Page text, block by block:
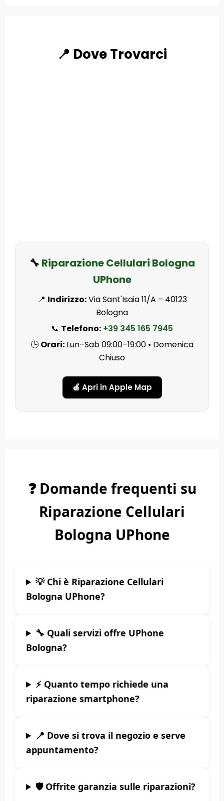
📍 Dove Trovarci
🔧 Riparazione Cellulari Bologna
UPhone
📍 Indirizzo:Via Sant'Isaia 11/A – 40123
Bologna
📞 Telefono: +39 345 165 7945
🕒 Orari: Lun–Sab 09:00–19:00 • Domenica
Chiuso
🍏 Apri in Apple Map
❓ Domande frequenti su
Riparazione Cellulari
Bologna UPhone
💡 Chi è Riparazione Cellulari
Bologna UPhone?
🔧 Quali servizi offre UPhone
Bologna?
⚡ Quanto tempo richiede una
riparazione smartphone?
📍 Dove si trova il negozio e serve
appuntamento?
🛡️ Offrite garanzia sulle riparazioni?